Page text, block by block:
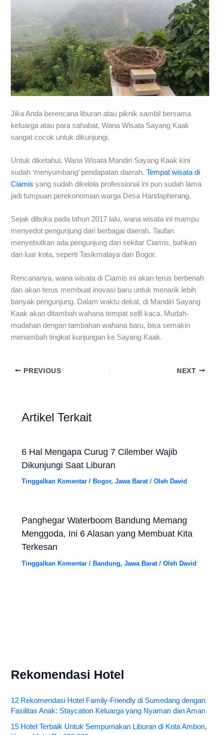
Jika Anda berencana liburan atau piknik sambil bersama
keluarga atau para sahabat, Wana Wisata Sayang Kaak
sangat cocok untuk dikunjungi.
Untuk diketahui, Wana Wisata Mandiri Sayang Kaak kini
sudah ‘menyumbang’ pendapatan daerah.Tempat wisata di
Ciamis yang sudah dikelola professional ini pun sudah lama
jadi tumpuan perekonomian warga Desa Handapherang.
Sejak dibuka pada tahun 2017 lalu, wana wisata ini mampu
menyedot pengunjung dari berbagai daerah. Taufan
menyebutkan ada pengunjung dari sekitar Ciamis, bahkan
dari luar kota, seperti Tasikmalaya dan Bogor.
Rencananya, wana wisata di Ciamis ini akan terus berbenah
dan akan terus membuat inovasi baru untuk menarik lebih
banyak pengunjung. Dalam waktu dekat, di Mandiri Sayang
Kaak akan ditambah wahana tempat selfi kaca. Mudah-
mudahan dengan tambahan wahana baru, bisa semakin
menambah tingkat kunjungan ke Sayang Kaak.
PREVIOUS NEXT
Artikel Terkait
6 Hal Mengapa Curug 7 Cilember Wajib
Dikunjungi Saat Liburan
Tinggalkan Komentar / Bogor,Jawa Barat/ Oleh David
Panghegar Waterboom Bandung Memang
Menggoda, Ini 6 Alasan yang Membuat Kita
Terkesan
Tinggalkan Komentar /Bandung,Jawa Barat/ OlehDavid
Rekomendasi Hotel
12 Rekomendasi Hotel Family-Friendly di Sumedang dengan
Fasilitas Anak: Staycation Keluarga yang Nyaman dan Aman
15 Hotel Terbaik Untuk Sempurnakan Liburan di Kota Ambon,